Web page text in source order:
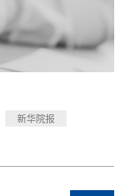
新华院报